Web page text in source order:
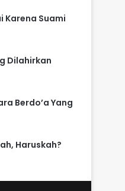
Karena Suami
Dilahirkan
Berdo’a Yang
Haruskah?